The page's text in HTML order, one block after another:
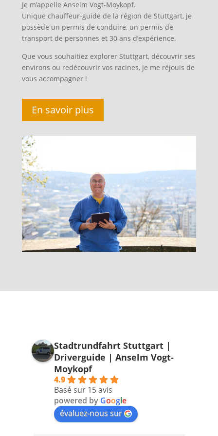
Je m’appelle Anselm Vogt-Moykopf.
Unique chauffeur-guide de la région de Stuttgart, je
possède un permis de conduire, un permis de
transport de personnes et 30 ans d’expérience.
Que vous souhaitiez explorer Stuttgart, découvrir ses
environs ou redécouvrir vos racines, je me réjouis de
vous accompagner !
En savoir plus
Stadtrundfahrt Stuttgart |
Driverguide | Anselm Vogt-
Moykopf
4.9
Basé sur 15 avis
powered by Google
évaluez-nous sur